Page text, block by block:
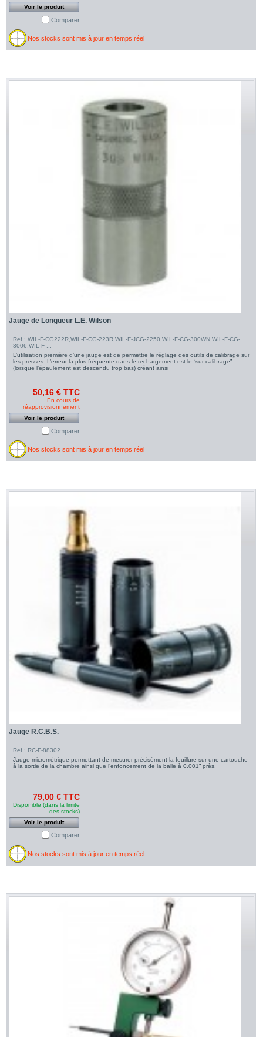
Voir le produit
Comparer
Nos stocks sont mis à jour en temps réel
Jauge de Longueur L.E. Wilson
Ref : WIL-F-CG222R,WIL-F-CG-223R,WIL-F-JCG-2250,WIL-F-CG-300WN,WIL-F-CG-
3006,WIL-F-...
L’utilisation première d’une jauge est de permettre le réglage des outils de calibrage sur
les presses. L’erreur la plus fréquente dans le rechargement est le “sur-calibrage”
(lorsque l’épaulement est descendu trop bas) créant ainsi
50,16 € TTC
En cours de
réapprovisionnement
Voir le produit
Comparer
Nos stocks sont mis à jour en temps réel
Jauge R.C.B.S.
Ref : RC-F-88302
Jauge micrométrique permettant de mesurer précisément la feuillure sur une cartouche
à la sortie de la chambre ainsi que l’enfoncement de la balle à 0.001” près.
79,00 € TTC
Disponible (dans la limite
des stocks)
Voir le produit
Comparer
Nos stocks sont mis à jour en temps réel